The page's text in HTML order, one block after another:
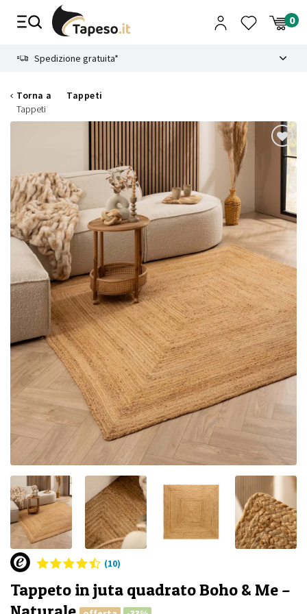
Spedizione gratuita*
Torna a
Tappeti
Tappeti
(10)
Tappeto in juta quadrato Boho & Me –